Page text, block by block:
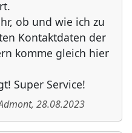
ob und wie ich zu
Kontaktdaten der
komme gleich hier
Super Service!
, 28.08.2023